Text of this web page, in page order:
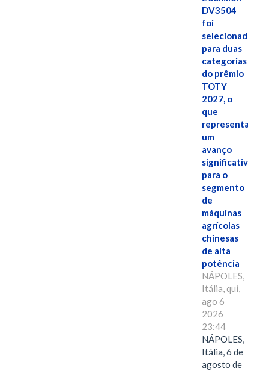
DV3504
foi
selecionado
para duas
categorias
do prêmio
TOTY
2027, o
que
representa
um
avanço
significativo
para o
segmento
de
máquinas
agrícolas
chinesas
de alta
potência
NÁPOLES,
Itália, qui,
ago 6
2026
23:44
NÁPOLES,
Itália, 6 de
agosto de